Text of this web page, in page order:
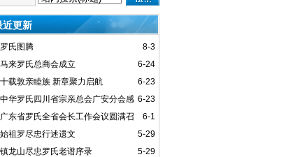
近更新
8-3
罗氏图腾
6-24
马来罗氏总商会成立
6-23
十载敦亲睦族 新章聚力启航
6-23
中华罗氏四川省宗亲总会广安分会感
谢词
6-1
广东省罗氏全省会长工作会议圆满召
开
5-29
始祖罗尽忠行述遗文
5-29
镇龙山尽忠罗氏老谱序录